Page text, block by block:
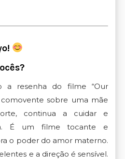
a resenha do filme “Our
comovente sobre uma mãe
continua a cuidar e
É um filme tocante e
o poder do amor materno.
e a direção é sensível.